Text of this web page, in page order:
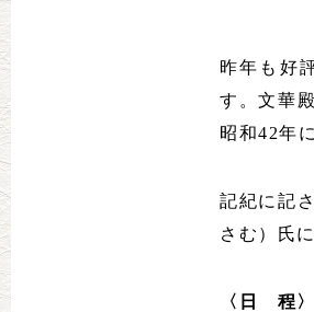
昨年も好
す。文華
昭和42年
記紀に記
さむ）氏
〈日 程